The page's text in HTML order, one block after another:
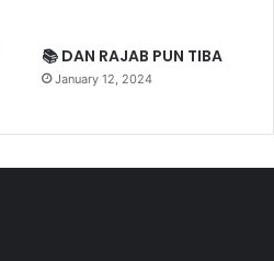
📚 DAN RAJAB PUN TIBA
January 12, 2024